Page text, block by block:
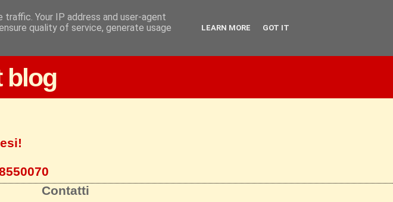
blog
Contatti
Your IP address and user-agent
quality of service, generate usage
LEARN MORE GOT IT